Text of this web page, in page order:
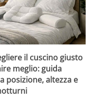
il cuscino giusto
meglio: guida
posizione, altezza e